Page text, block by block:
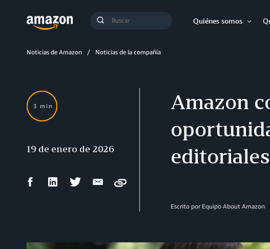
Enviar
Quiénes somos
Noticias de Amazon Noticias de la compañía
Amazon
Escrito por Equipo About Amazon
3 min
19 de enero de 2026
CompartirCompartirCompartirCompartir
electrónico
Copy